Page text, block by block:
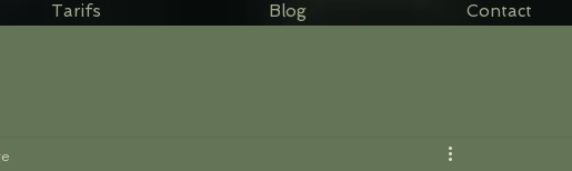
Tarifs Blog Contact